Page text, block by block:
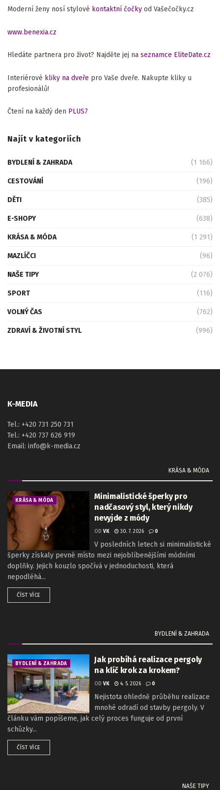
Moderní ženy nosí stylové kontaktní čočky od Vašečočky.cz
www.benexia.cz
Hledáte partnera pro život? Najděte jej na seznamce EliteDate.cz
Interiérové kliky na dveře pro Vaše dveře. Nakupte kliky u
profesionálů!
Čtení na každý den PLUS7
Najít v kategoriích
BYDLENÍ & ZAHRADA (1 166)
CESTOVÁNÍ (196)
DĚTI (385)
E-SHOPY (638)
KRÁSA & MÓDA (1 291)
MAZLÍČCI (96)
NAŠE TIPY (2 076)
SPORT (116)
VOLNÝ ČAS (762)
ZDRAVÍ & ŽIVOTNÍ STYL (996)
K-MEDIA
Tel.: +420 731 250 731
Tel.: +420 737 626 919
Email: info@k-media.cz
KRÁSA & MÓDA
KRÁSA & MÓDA
Minimalistické šperky pro
nadčasový styl, který nikdy
nevyjde z módy
OD VK 30. 7. 2026 0
V posledních letech si minimalistické
šperky získaly pevné místo mezi nejoblíbenějšími módními
doplňky. Jejich kouzlo spočívá v jednoduchosti, která
nepodléhá...
ČÍST VÍCE
BYDLENÍ & ZAHRADA
BYDLENÍ & ZAHRADA
Jak probíhá realizace pergoly
na klíč krok za krokem?
OD VK 4. 5. 2026 0
Nejistota ohledně průběhu realizace
mnohé odradí od stavby pergoly. V
článku vám popíšeme, jak celý proces funguje od první
schůzky...
ČÍST VÍCE
NAŠE TIPY